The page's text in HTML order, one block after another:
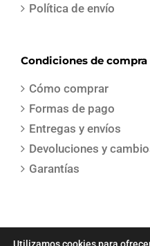
Política de envío
Condiciones de compra
Cómo comprar
Formas de pago
Entregas y envíos
Devoluciones y
Garantías